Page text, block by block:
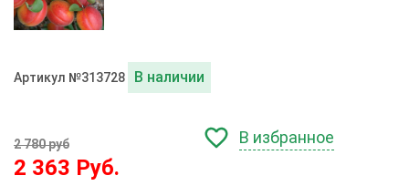
Артикул №313728 В наличии
2 780 руб
2 363 Руб.
В избранное